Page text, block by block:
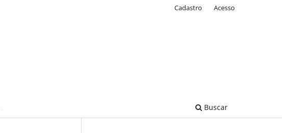
Buscar
Cadastro Acesso